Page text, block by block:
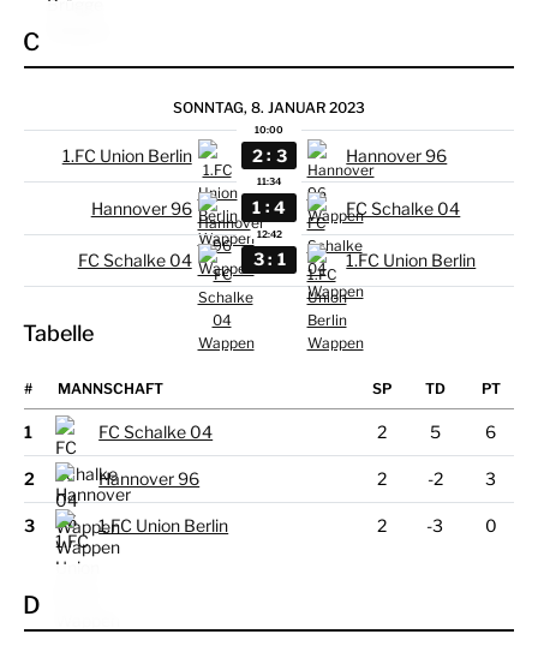
C
SONNTAG, 8. JANUAR 2023
10:00
1.FC Union Berlin 2 : 3 Hannover 96
11:34
Hannover 96 1 : 4 FC Schalke 04
12:42
FC Schalke 04 3 : 1 1.FC Union Berlin
Tabelle
# MANNSCHAFT
1 FC Schalke 04 2 5 6
2 Hannover 96 2 -2 3
3 1.FC Union Berlin 2 -3 0
D